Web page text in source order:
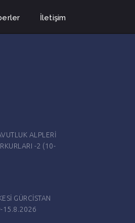
İletişim
ALPLERİ
-2 (10-
GÜRCİSTAN
15.8.2026